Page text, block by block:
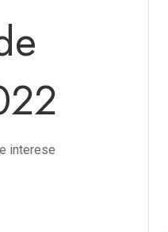
interese